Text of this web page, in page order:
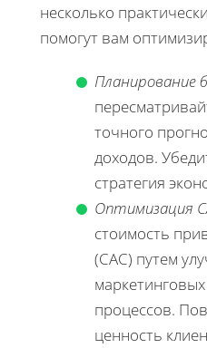
несколько
помогут вам
Планирование
точного
доходов.
стратегия
Оптимизация
стоимость
(CAC) путем
процессов.
ценность